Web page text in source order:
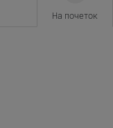
На почеток